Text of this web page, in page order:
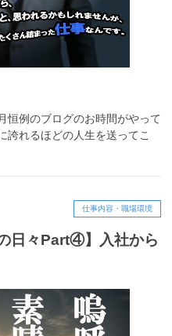
恒例のブログのお時間がやって
誇れるほどの人生を送ってこ
仕事内容・職場環境
日々Part④】入社から